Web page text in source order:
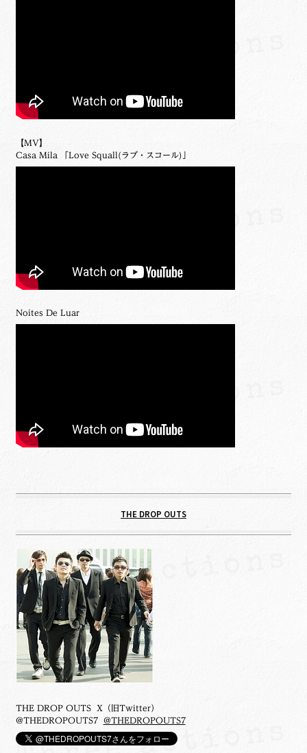
【MV】
Casa Mila 「Love Squall(ラブ・スコール)」
Noites De Luar
THE DROP OUTS
THE DROP OUTS X（旧Twitter）
@THEDROPOUTS7 @THEDROPOUTS7